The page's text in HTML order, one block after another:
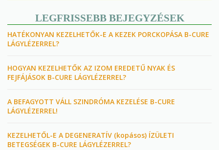
LEGFRISSEBB BEJEGYZÉSEK
HATÉKONYAN KEZELHETŐK-E A KEZEK PORCKOPÁSA B-CURE
LÁGYLÉZERREL?
HOGYAN KEZELHETŐK AZ IZOM EREDETŰ NYAK ÉS
FEJFÁJÁSOK B-CURE LÁGYLÉZERREL?
A BEFAGYOTT VÁLL SZINDRÓMA KEZELÉSE B-CURE
LÁGYLÉZERREL!
KEZELHETŐL-E A DEGENERATÍV (kopásos) ÍZÜLETI
BETEGSÉGEK B-CURE LÁGYLÉZERREL?